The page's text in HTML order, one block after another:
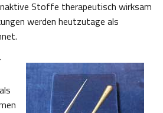
Stoffe therapeutisch wirksam
werden heutzutage als